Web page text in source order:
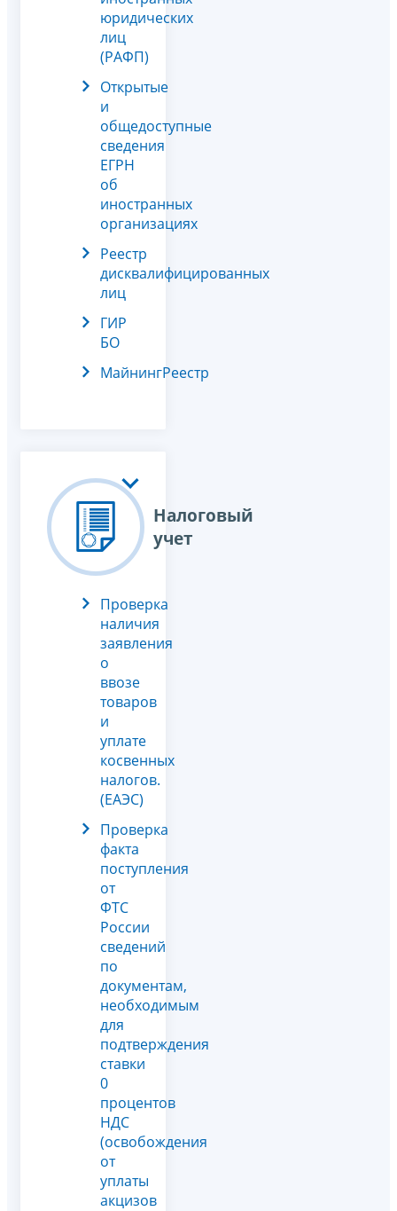
юридических
лиц
(РАФП)
Открытые
и
общедоступные
сведения
ЕГРН
об
иностранных
организациях
Реестр
дисквалифицированных
лиц
ГИР
БО
МайнингРеестр
Налоговый
учет
Проверка
наличия
заявления
о
ввозе
товаров
и
уплате
косвенных
налогов.
(ЕАЭС)
Проверка
факта
поступления
от
ФТС
России
сведений
по
документам,
необходимым
для
подтверждения
ставки
0
процентов
НДС
(освобождения
от
уплаты
акцизов